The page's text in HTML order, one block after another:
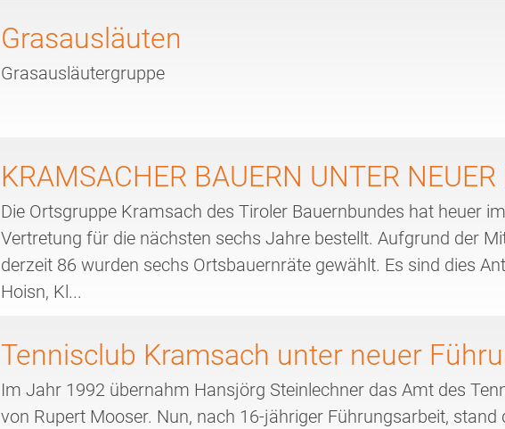
Grasausläuten
Grasausläutergruppe
KRAMSACHER BAUERN UNTER
Die Ortsgruppe Kramsach des Tiroler Bauernbundes hat heuer
Vertretung für die nächsten sechs Jahre bestellt. Aufgrund der
derzeit 86 wurden sechs Ortsbauernräte gewählt. Es sind dies
Hoisn, Kl...
Tennisclub Kramsach unter neuer
Im Jahr 1992 übernahm Hansjörg Steinlechner das Amt des
von Rupert Mooser. Nun, nach 16-jähriger Führungsarbeit, stand